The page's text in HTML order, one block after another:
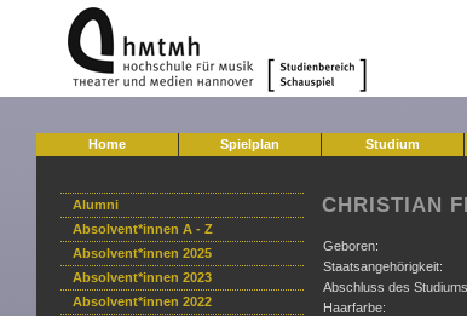
Home Spielplan Studium
Alumni
Absolvent*innen A - Z
Absolvent*innen 2025
Absolvent*innen 2023
Absolvent*innen 2022
CHRISTIAN
Geboren:
Staatsangehörigkeit:
Abschluss des
Haarfarbe: